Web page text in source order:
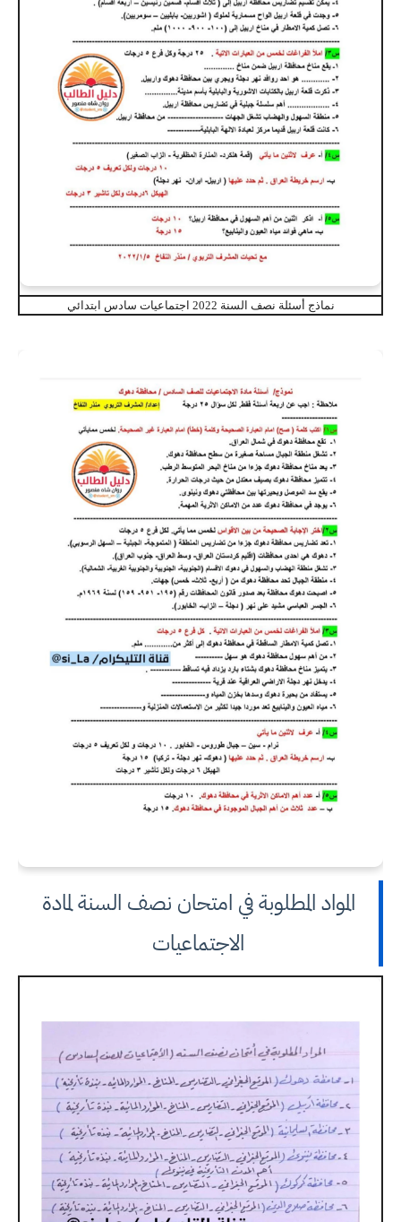
نماذج أسئلة نصف السنة 2022 اجتماعيات سادس ابتدائي
المواد المطلوبة في امتحان نصف السنة لمادة
الاجتماعيات